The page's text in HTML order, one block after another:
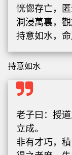
恍惚存亡，匿
洞浸萬裏，觀
持意如水，命
持意如水
老子曰：授
立成。
非有才巧，積